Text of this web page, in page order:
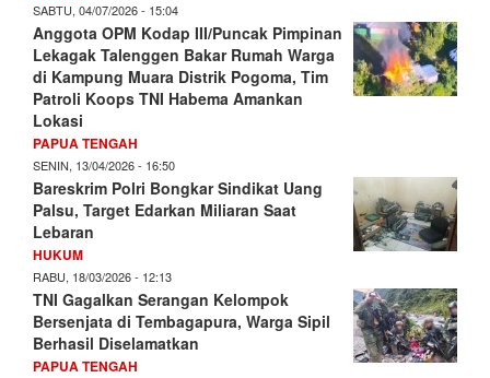
SABTU, 04/07/2026 - 15:04
Anggota OPM Kodap III/Puncak Pimpinan
Lekagak Talenggen Bakar Rumah Warga
di Kampung Muara Distrik Pogoma, Tim
Patroli Koops TNI Habema Amankan
Lokasi
PAPUA TENGAH
SENIN, 13/04/2026 - 16:50
Bareskrim Polri Bongkar Sindikat Uang
Palsu, Target Edarkan Miliaran Saat
Lebaran
HUKUM
RABU, 18/03/2026 - 12:13
TNI Gagalkan Serangan Kelompok
Bersenjata di Tembagapura, Warga Sipil
Berhasil Diselamatkan
PAPUA TENGAH